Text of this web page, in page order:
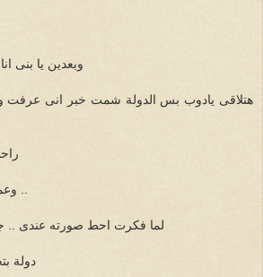
وبعدين يا بنى
هتلاقى يادوب بس الدولة شمت خبر انى
لما فكرت احط صورته عندى ..
دولة